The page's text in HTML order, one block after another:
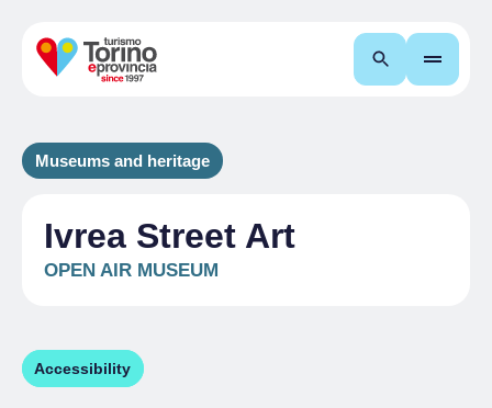
Search
Museums and heritage
Ivrea Street Art
OPEN AIR MUSEUM
Accessibility